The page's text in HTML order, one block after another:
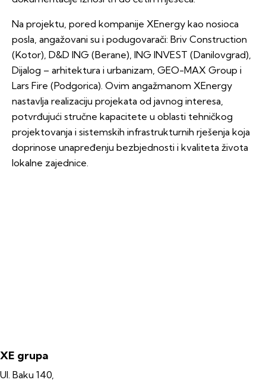
Na projektu, pored kompanije XEnergy kao nosioca
posla, angažovani su i podugovarači: Briv Construction
(Kotor), D&D ING (Berane), ING INVEST (Danilovgrad),
Dijalog – arhitektura i urbanizam, GEO-MAX Group i
Lars Fire (Podgorica). Ovim angažmanom XEnergy
nastavlja realizaciju projekata od javnog interesa,
potvrđujući stručne kapacitete u oblasti tehničkog
projektovanja i sistemskih infrastrukturnih rješenja koja
doprinose unapređenju bezbjednosti i kvaliteta života
lokalne zajednice.
XE grupa
Ul. Baku 140,